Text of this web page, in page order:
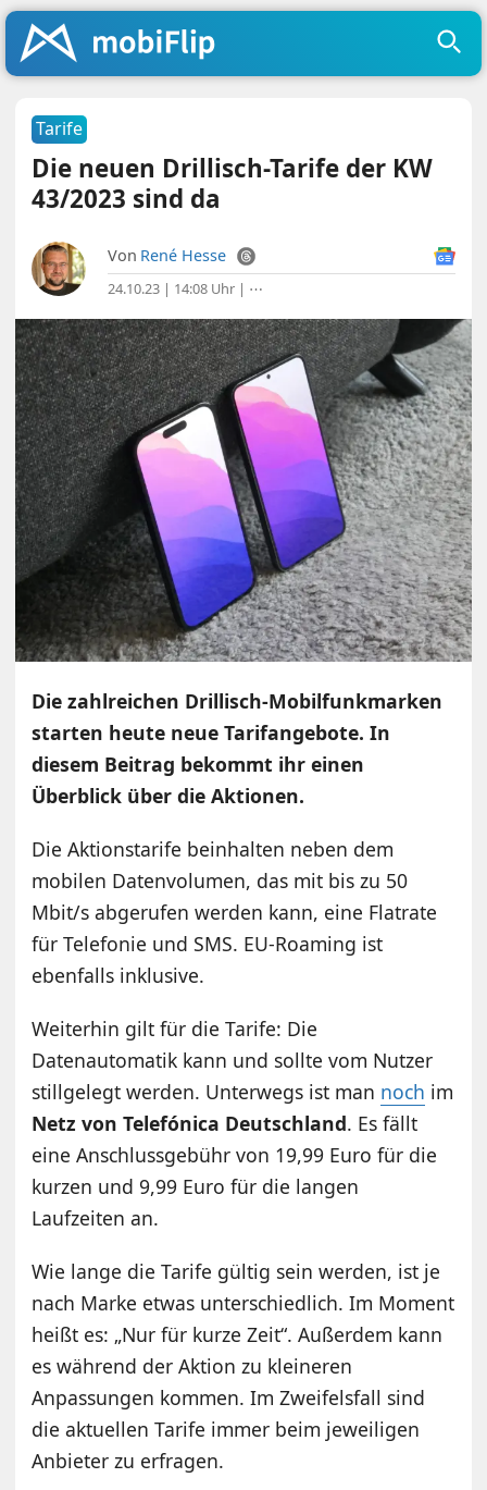
Tarife
Die neuen Drillisch-Tarife der KW
43/2023 sind da
Von René Hesse
24.10.23 | 14:08 Uhr | ⋯
Die zahlreichen Drillisch-Mobilfunkmarken
starten heute neue Tarifangebote. In
diesem Beitrag bekommt ihr einen
Überblick über die Aktionen.
Die Aktionstarife beinhalten neben dem
mobilen Datenvolumen, das mit bis zu 50
Mbit/s abgerufen werden kann, eine Flatrate
für Telefonie und SMS. EU-Roaming ist
ebenfalls inklusive.
Weiterhin gilt für die Tarife: Die
Datenautomatik kann und sollte vom Nutzer
stillgelegt werden. Unterwegs ist man noch im
Netz von Telefónica Deutschland. Es fällt
eine Anschlussgebühr von 19,99 Euro für die
kurzen und 9,99 Euro für die langen
Laufzeiten an.
Wie lange die Tarife gültig sein werden, ist je
nach Marke etwas unterschiedlich. Im Moment
heißt es: „Nur für kurze Zeit“. Außerdem kann
es während der Aktion zu kleineren
Anpassungen kommen. Im Zweifelsfall sind
die aktuellen Tarife immer beim jeweiligen
Anbieter zu erfragen.